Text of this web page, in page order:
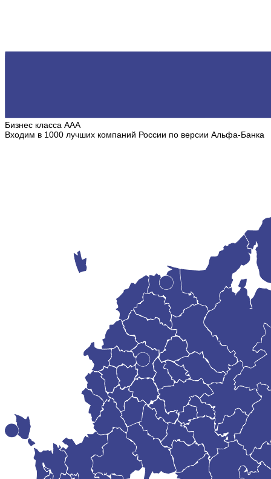
Бизнес класса ААА
Входим в 1000 лучших компаний России по версии Альфа-Банка